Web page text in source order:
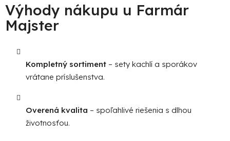
Výhody nákupu u Farmár
Majster
Kompletný sortiment – sety kachlí a sporákov
vrátane príslušenstva.
Overená kvalita – spoľahlivé riešenia s dlhou
životnosťou.